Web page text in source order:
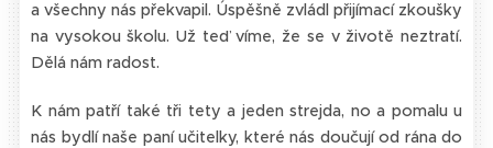
a všechny nás překvapil. Úspěšně zvládl přijímací zkoušky
na vysokou školu. Už teď víme, že se v životě neztratí.
Dělá nám radost.
K nám patří také tři tety a jeden strejda, no a pomalu u
nás bydlí naše paní učitelky, které nás doučují od rána do